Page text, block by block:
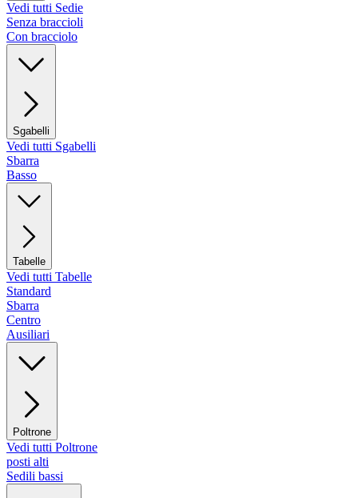
Vedi tutti Sedie
Senza braccioli
Con bracciolo
Sgabelli
Vedi tutti Sgabelli
Sbarra
Basso
Tabelle
Vedi tutti Tabelle
Standard
Sbarra
Centro
Ausiliari
Poltrone
Vedi tutti Poltrone
posti alti
Sedili bassi